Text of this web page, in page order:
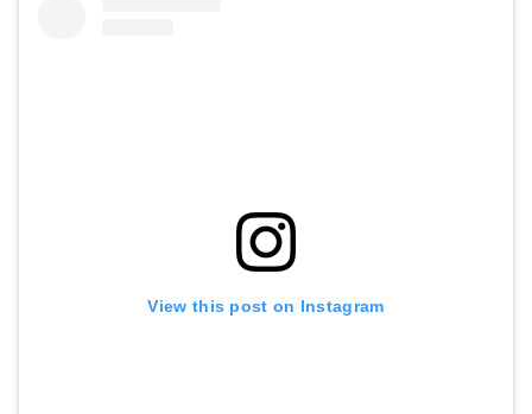
View this post on Instagram